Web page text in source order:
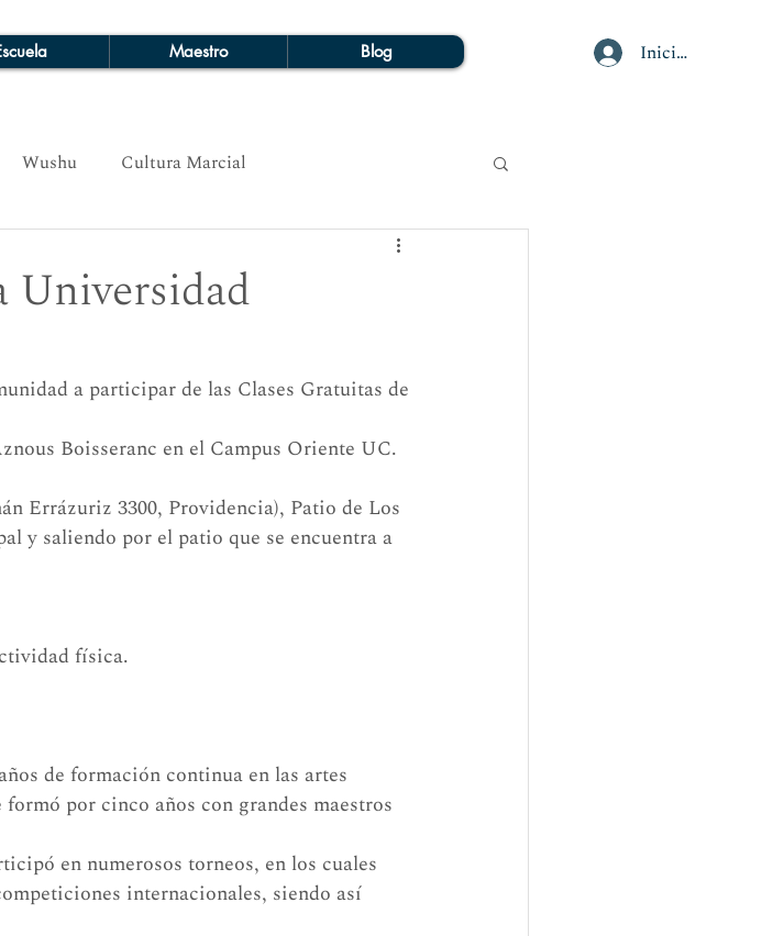
Maestro Blog Iniciar sesión
Wushu Cultura Marcial
Universidad
a participar de las Clases Gratuitas de
Boisseranc en el Campus Oriente UC.
Errázuriz 3300, Providencia), Patio de Los
y saliendo por el patio que se encuentra a
física.
de formación continua en las artes
por cinco años con grandes maestros
en numerosos torneos, en los cuales
internacionales, siendo así